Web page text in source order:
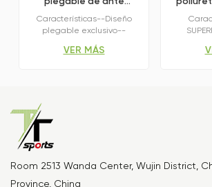
transpirable, 8 pliegues
Características--Diseño
plegable exclusivo--
respetuosos con el medio
de materiales:Fabricada
con material POE y tejido de
cuero técnico, la esterilla
amortiguación y
para diversas posturas de
yoga.
VER MÁS
de
Room 2513 Wanda Center, Wujin District,
Province, China